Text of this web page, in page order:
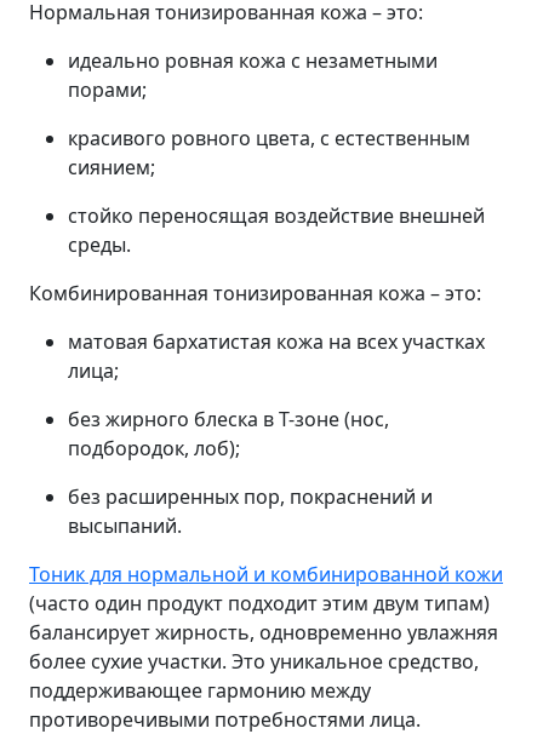
Нормальная тонизированная кожа – это:
идеально ровная кожа с незаметными
порами;
красивого ровного цвета, с естественным
сиянием;
стойко переносящая воздействие внешней
среды.
Комбинированная тонизированная кожа – это:
матовая бархатистая кожа на всех участках
лица;
без жирного блеска в Т-зоне (нос,
подбородок, лоб);
без расширенных пор, покраснений и
высыпаний.
Тоник для нормальной и комбинированной кожи
(часто один продукт подходит этим двум типам)
балансирует жирность, одновременно увлажняя
более сухие участки. Это уникальное средство,
поддерживающее гармонию между
противоречивыми потребностями лица.